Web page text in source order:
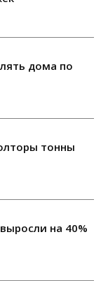
дома по
тонны
на 40%